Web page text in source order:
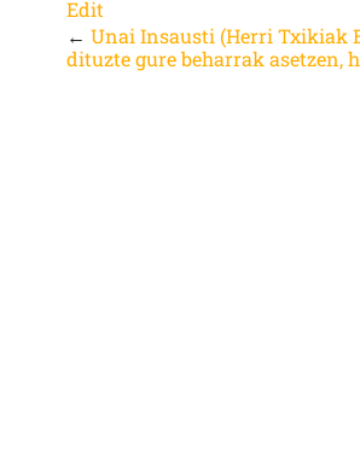
Edit
←Unai Insausti (Herri Txikiak
dituzte gure beharrak asetzen,